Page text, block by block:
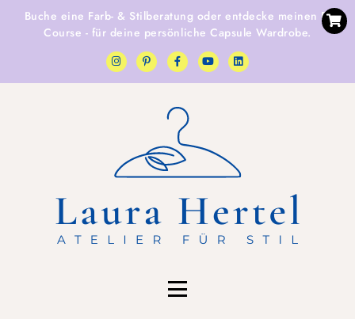
Buche eine Farb- & Stilberatung oder entdecke meinen E-
Course - für deine persönliche Capsule Wardrobe.